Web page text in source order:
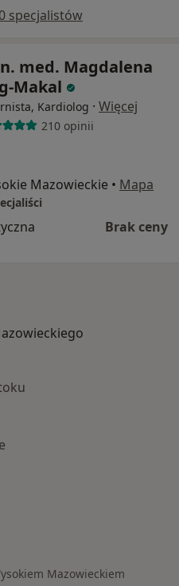
specjalistów
med. Magdalena
Makal
Kardiolog · Więcej
210 opinii
Mazowieckie • Mapa
Brak ceny
Mazowieckiem